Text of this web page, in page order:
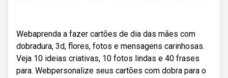
Webaprenda a fazer cartões de dia das mães com
dobradura, 3d, flores, fotos e mensagens carinhosas.
Veja 10 ideias criativas, 10 fotos lindas e 40 frases
para. Webpersonalize seus cartões com dobra para o